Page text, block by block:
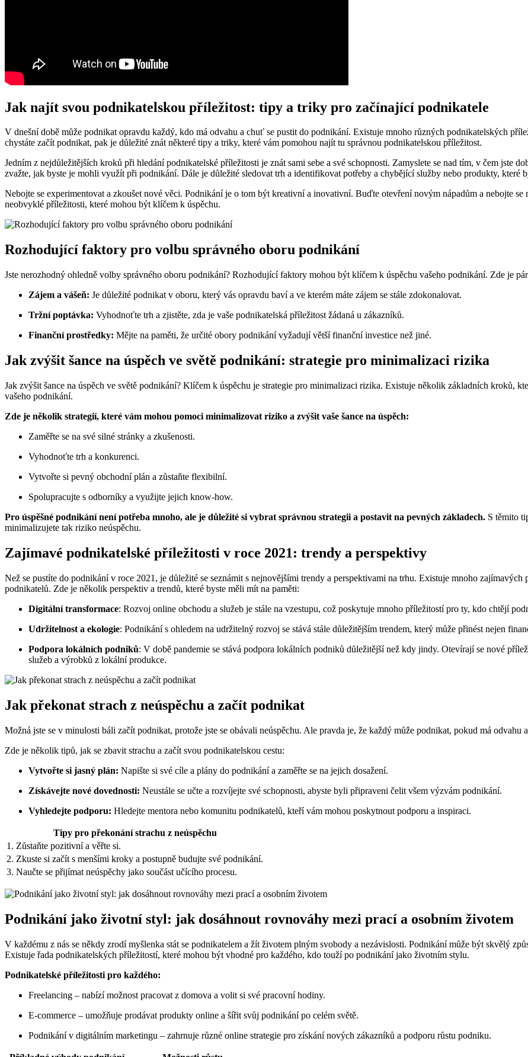
Jak najít svou podnikatelskou příležitost: tipy a triky pro začínající podnikatele
V dnešní době může podnikat opravdu každý, kdo má odvahu a chuť se pustit do podnikání. Existuje mnoho různých podnikatelských
chystáte začít podnikat, pak je důležité znát některé tipy a triky, které vám pomohou najít tu správnou podnikatelskou příležitost.
Jedním z nejdůležitějších kroků při hledání podnikatelské příležitosti je znát sami sebe a své schopnosti. Zamyslete se nad tím, v čem jste
zvažte, jak byste je mohli využít při podnikání. Dále je důležité sledovat trh a identifikovat potřeby a chybějící služby nebo produkty, které
Nebojte se experimentovat a zkoušet nové věci. Podnikání je o tom být kreativní a inovativní. Buďte otevření novým nápadům a nebojte
neobvyklé příležitosti, které mohou být klíčem k úspěchu.
Rozhodující faktory pro volbu správného oboru podnikání
Jste nerozhodný ohledně volby správného oboru podnikání? Rozhodující faktory mohou být klíčem k úspěchu vašeho podnikání. Zde je
Zájem a vášeň: Je důležité podnikat v oboru, který vás opravdu baví a ve kterém máte zájem se stále zdokonalovat.
Tržní poptávka: Vyhodnoťte trh a zjistěte, zda je vaše podnikatelská příležitost žádaná u zákazníků.
Finanční prostředky: Mějte na paměti, že určité obory podnikání vyžadují větší finanční investice než jiné.
Jak zvýšit šance na úspěch ve světě podnikání: strategie pro minimalizaci rizika
Jak zvýšit šance na úspěch ve světě podnikání? Klíčem k úspěchu je strategie pro minimalizaci rizika. Existuje několik základních kroků,
vašeho podnikání.
Zde je několik strategií, které vám mohou pomoci minimalizovat riziko a zvýšit vaše šance na úspěch:
Zaměřte se na své silné stránky a zkušenosti.
Vyhodnoťte trh a konkurenci.
Vytvořte si pevný obchodní plán a zůstaňte flexibilní.
Spolupracujte s odborníky a využijte jejich know-how.
Pro úspěšné podnikání není potřeba mnoho, ale je důležité si vybrat správnou strategii a postavit na pevných základech. S těmito
minimalizujete tak riziko neúspěchu.
Zajímavé podnikatelské příležitosti v roce 2021: trendy a perspektivy
Než se pustíte do podnikání v roce 2021, je důležité se seznámit s nejnovějšími trendy a perspektivami na trhu. Existuje mnoho
podnikatelů. Zde je několik perspektiv a trendů, které byste měli mít na paměti:
Digitální transformace: Rozvoj online obchodu a služeb je stále na vzestupu, což poskytuje mnoho příležitostí pro ty, kdo chtějí
Udržitelnost a ekologie: Podnikání s ohledem na udržitelný rozvoj se stává stále důležitějším trendem, který může přinést nejen
Podpora lokálních podniků: V době pandemie se stává podpora lokálních podniků důležitější než kdy jindy. Otevírají se nové
služeb a výrobků z lokální produkce.
Jak překonat strach z neúspěchu a začít podnikat
Možná jste se v minulosti báli začít podnikat, protože jste se obávali neúspěchu. Ale pravda je, že každý může podnikat, pokud má odvahu
Zde je několik tipů, jak se zbavit strachu a začít svou podnikatelskou cestu:
Vytvořte si jasný plán: Napište si své cíle a plány do podnikání a zaměřte se na jejich dosažení.
Získávejte nové dovednosti: Neustále se učte a rozvíjejte své schopnosti, abyste byli připraveni čelit všem výzvám podnikání.
Vyhledejte podporu: Hledejte mentora nebo komunitu podnikatelů, kteří vám mohou poskytnout podporu a inspiraci.
Tipy pro překonání strachu z neúspěchu
1. Zůstaňte pozitivní a věřte si.
2. Zkuste si začít s menšími kroky a postupně budujte své podnikání.
3. Naučte se přijímat neúspěchy jako součást učícího procesu.
Podnikání jako životní styl: jak dosáhnout rovnováhy mezi prací a osobním životem
V každému z nás se někdy zrodí myšlenka stát se podnikatelem a žít životem plným svobody a nezávislosti. Podnikání může být skvělý
Existuje řada podnikatelských příležitostí, které mohou být vhodné pro každého, kdo touží po podnikání jako životním stylu.
Podnikatelské příležitosti pro každého:
Freelancing – nabízí možnost pracovat z domova a volit si své pracovní hodiny.
E-commerce – umožňuje prodávat produkty online a šířit svůj podnikání po celém světě.
Podnikání v digitálním marketingu – zahrnuje různé online strategie pro získání nových zákazníků a podporu růstu podniku.